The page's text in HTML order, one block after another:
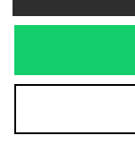
Rockwell Zip Hoodie